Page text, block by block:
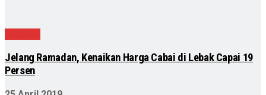
Jelang Ramadan, Kenaikan Harga Cabai di Lebak Capai 19
Persen